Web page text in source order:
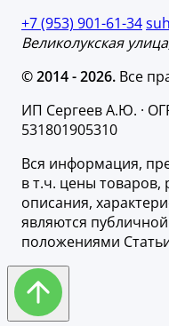
+7 (953) 901-61-34
Великолукская
© 2014 - 2026. Все
ИП Сергеев А.Ю. ·
531801905310
Вся информация,
в т.ч. цены товаров,
описания,
являются
положениями